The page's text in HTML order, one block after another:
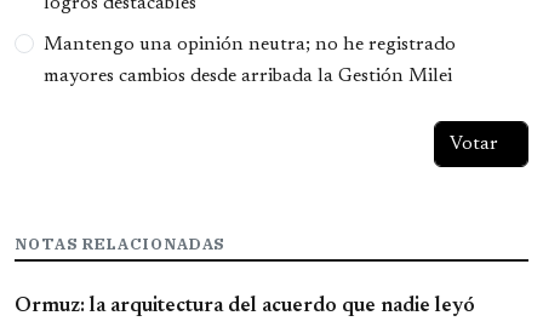
logros destacables
Mantengo una opinión neutra; no he registrado
mayores cambios desde arribada la Gestión Milei
NOTAS RELACIONADAS
Ormuz: la arquitectura del acuerdo que nadie leyó